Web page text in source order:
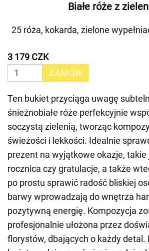
Białe róże z
25 róża, kokarda, zielone
3 179 CZK
ZAMÓW
Ten bukiet przyciąga uwagę
śnieżnobiałe róże perfekcyjnie
soczystą zielenią, tworząc
świeżości i lekkości. Idealnie
prezent na wyjątkowe okazje, takie
rocznica czy gratulacje, a także
po prostu sprawić radość bliskiej
barwy wprowadzają do wnętrza
pozytywną energię. Kompozycja
profesjonalnie ułożona przez
florystów, dbających o każdy detal.